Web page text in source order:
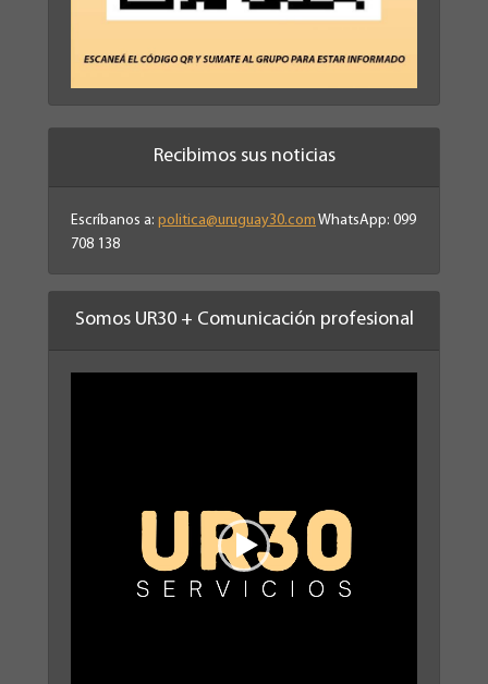
Recibimos sus noticias
Escríbanos a: politica@uruguay30.com WhatsApp: 099
708 138
Somos UR30 + Comunicación profesional